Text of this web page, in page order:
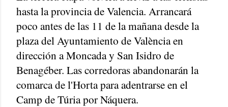
hasta la provincia de Valencia. Arrancará
poco antes de las 11 de la mañana desde la
plaza del Ayuntamiento de València en
dirección a Moncada y San Isidro de
Benagéber. Las corredoras abandonarán la
comarca de l'Horta para adentrarse en el
Camp de Túria por Náquera.